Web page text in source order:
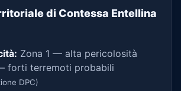
di Contessa Entellina
Zona 1 — alta pericolosità
forti terremoti probabili
DPC)